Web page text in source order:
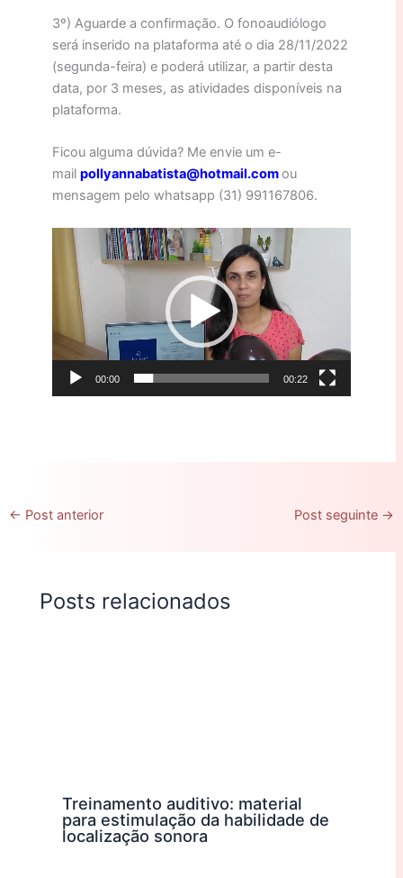
3º) Aguarde a confirmação. O fonoaudiólogo
será inserido na plataforma até o dia 28/11/2022
(segunda-feira) e poderá utilizar, a partir desta
data, por 3 meses, as atividades disponíveis na
plataforma.
Ficou alguma dúvida? Me envie um e-
mail pollyannabatista@hotmail.comou
mensagem pelo whatsapp (31) 991167806.
Tocador
vídeo
00:00 00:22
← Post anterior Post seguinte →
Posts relacionados
Treinamento auditivo: material
para estimulação da habilidade de
localização sonora